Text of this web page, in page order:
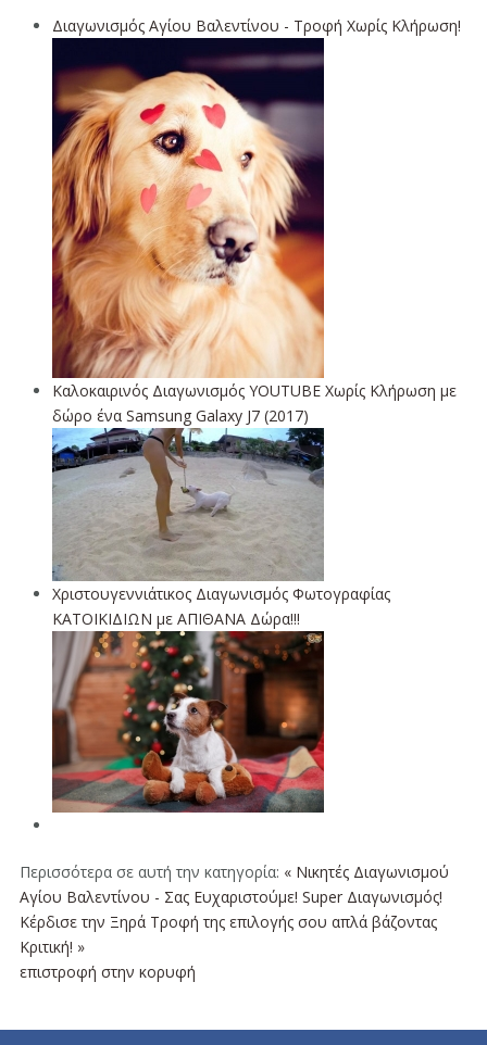
Διαγωνισμός Αγίου Βαλεντίνου - Τροφή Χωρίς Κλήρωση!
Καλοκαιρινός Διαγωνισμός YOUTUBE Χωρίς Κλήρωση με
δώρο ένα Samsung Galaxy J7 (2017)
Χριστουγεννιάτικος Διαγωνισμός Φωτογραφίας
ΚΑΤΟΙΚΙΔΙΩΝ με ΑΠΙΘΑΝΑ Δώρα!!!
Περισσότερα σε αυτή την κατηγορία: « Νικητές Διαγωνισμού
Αγίου Βαλεντίνου - Σας Ευχαριστούμε! Super Διαγωνισμός!
Κέρδισε την Ξηρά Τροφή της επιλογής σου απλά βάζοντας
Κριτική! »
επιστροφή στην κορυφή